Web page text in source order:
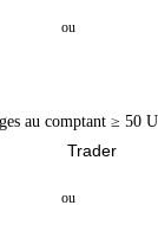
ou
au comptant ≥ 50
Trader
ou